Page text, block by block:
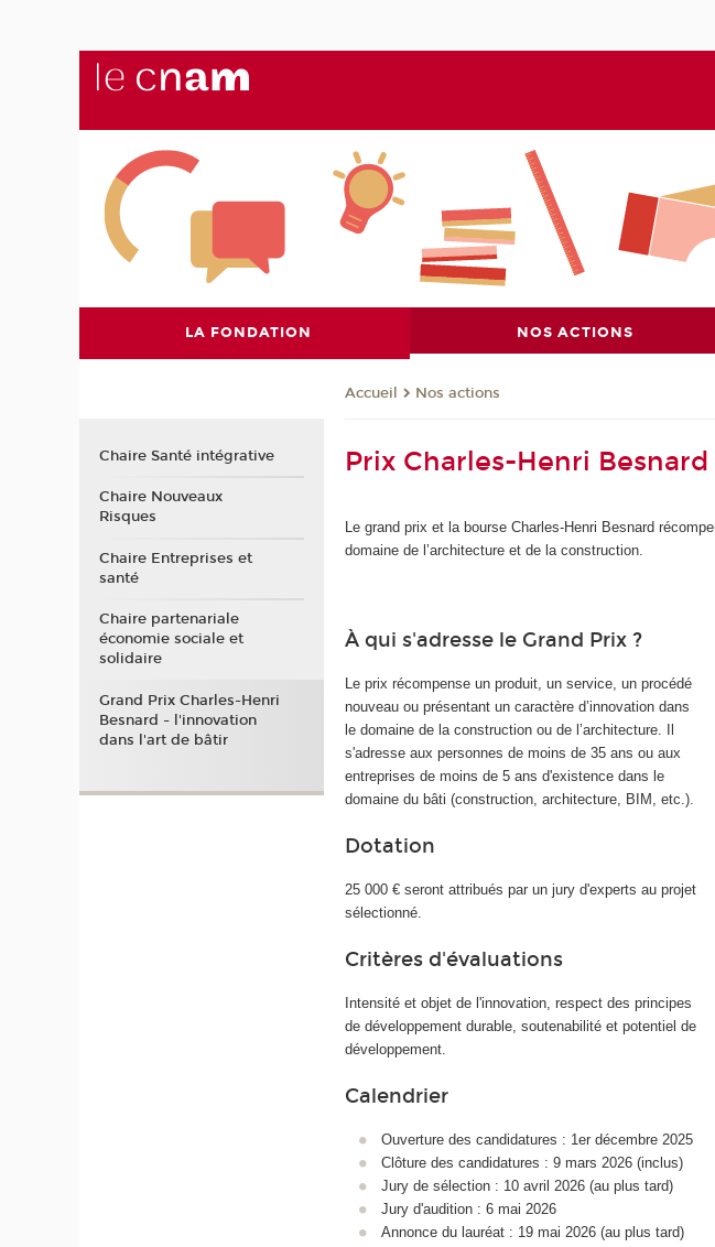
LA FONDATION NOS ACTIONS
Accueil Nos actions
Prix Charles-Henri Besnard
Le grand prix et la bourse Charles-Henri Besnard
domaine de l’architecture et de la construction.
À qui s'adresse le Grand Prix ?
Le prix récompense un produit, un service, un procédé
nouveau ou présentant un caractère d’innovation dans
le domaine de la construction ou de l’architecture. Il
s'adresse aux personnes de moins de 35 ans ou aux
entreprises de moins de 5 ans d'existence dans le
domaine du bâti (construction, architecture, BIM, etc.).
Dotation
25 000 € seront attribués par un jury d'experts au projet
sélectionné.
Critères d'évaluations
Intensité et objet de l'innovation, respect des principes
de développement durable, soutenabilité et potentiel de
développement.
Calendrier
Ouverture des candidatures : 1er décembre 2025
Clôture des candidatures : 9 mars 2026 (inclus)
Jury de sélection : 10 avril 2026 (au plus tard)
Jury d'audition : 6 mai 2026
Annonce du lauréat : 19 mai 2026 (au plus tard)
Chaire Santé intégrative
Chaire Nouveaux
Risques
Chaire Entreprises et
santé
Chaire partenariale
économie sociale et
solidaire
Grand Prix Charles-Henri
Besnard - l'innovation
dans l'art de bâtir